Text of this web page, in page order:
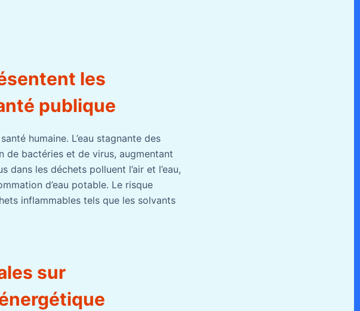
les
publique
humaine. L’eau stagnante des
bactéries et de virus, augmentant
les déchets polluent l’air et l’eau,
d’eau potable. Le risque
inflammables tels que les solvants
sur